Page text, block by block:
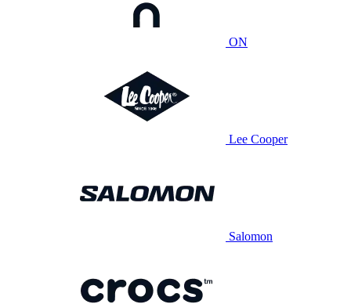
ON
Lee Cooper
Salomon